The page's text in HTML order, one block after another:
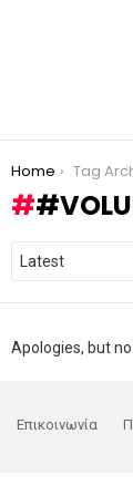
You are here:
Home Tag
Apologies, but
Επικοινωνία